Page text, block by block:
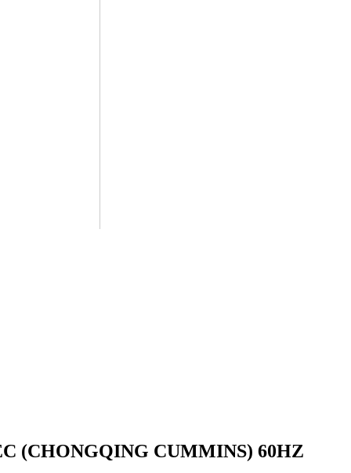
(CHONGQING CUMMINS) 60HZ